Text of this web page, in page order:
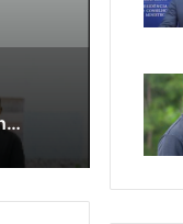
Lei Siberseguransa Ajuda Autoridade Polisiál Kaptura Autór Kriminozu ho Paradeiru Iha Estranjeiru